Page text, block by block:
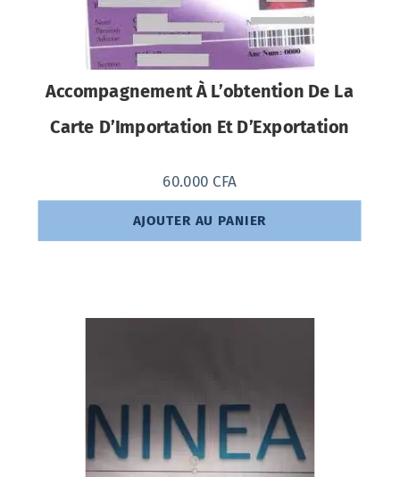
Accompagnement À L’obtention De La
Carte D’Importation Et D’Exportation
60.000 CFA
AJOUTER AU PANIER